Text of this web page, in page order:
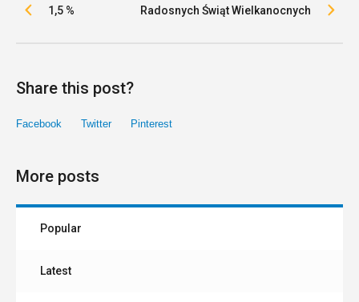
Radosnych Świąt Wielkanocnych
1,5 %
Share this post?
Facebook Twitter Pinterest
More posts
Popular
Latest